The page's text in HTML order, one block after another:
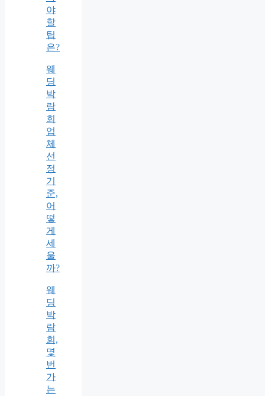
야
할
팁
은?
웨
딩
박
람
회
업
체
선
정
기
준,
어
떻
게
세
울
까?
웨
딩
박
람
회,
몇
번
가
는